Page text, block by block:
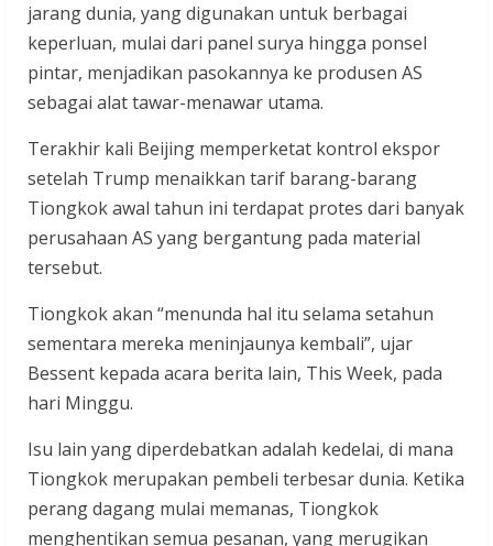
jarang dunia, yang digunakan untuk berbagai
keperluan, mulai dari panel surya hingga ponsel
pintar, menjadikan pasokannya ke produsen AS
sebagai alat tawar-menawar utama.
Terakhir kali Beijing memperketat kontrol ekspor
setelah Trump menaikkan tarif barang-barang
Tiongkok awal tahun ini terdapat protes dari banyak
perusahaan AS yang bergantung pada material
tersebut.
Tiongkok akan “menunda hal itu selama setahun
sementara mereka meninjaunya kembali”, ujar
Bessent kepada acara berita lain, This Week, pada
hari Minggu.
Isu lain yang diperdebatkan adalah kedelai, di mana
Tiongkok merupakan pembeli terbesar dunia. Ketika
perang dagang mulai memanas, Tiongkok
menghentikan semua pesanan, yang merugikan